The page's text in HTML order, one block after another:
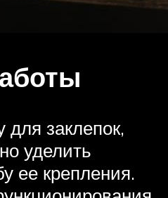
заклепок,
уделить
ее крепления.